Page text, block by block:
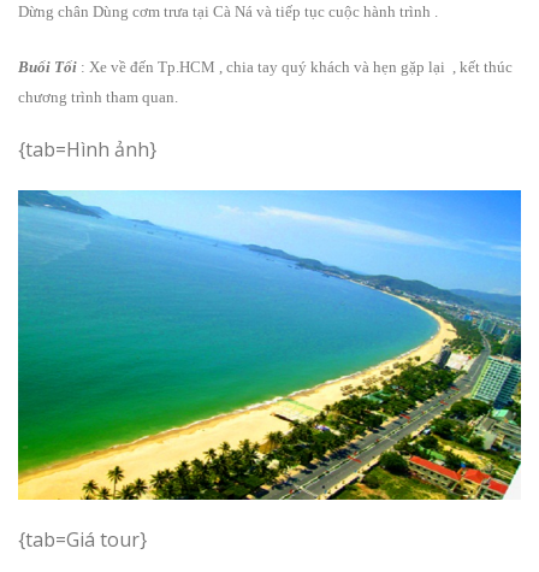
Dừng chân Dùng cơm trưa tại Cà Ná và tiếp tục cuộc hành trình .
Buổi Tối : Xe về đến Tp.HCM , chia tay quý khách và hẹn gặp lại , kết thúc
chương trình tham quan.
{tab=Hình ảnh}
{tab=Giá tour}